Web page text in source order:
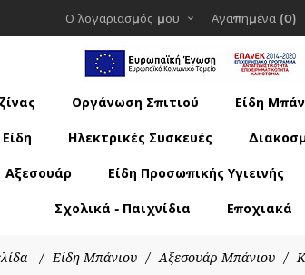
Ο λογαριασμός μου Αγαπημένα (0)
Οργάνωση Σπιτιού Είδη
Ηλεκτρικές Συσκευές
Αξεσουάρ Είδη Προσωπικής Υγιεινής
Σχολικά - Παιχνίδια Εποχιακά
/ Είδη Μπάνιου / Αξεσουάρ Μπάνιου /